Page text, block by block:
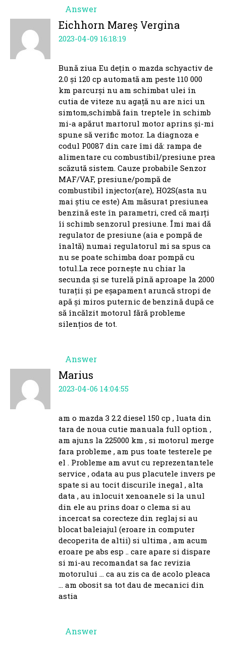
Answer
Eichhorn Mareș Vergina
2023-04-09 16:18:19
Bună ziua Eu dețin o mazda schyactiv de
2.0 și 120 cp automată am peste 110 000
km parcurși nu am schimbat ulei în
cutia de viteze nu agață nu are nici un
simtom,schimbă fain treptele în schimb
mi-a apărut martorul motor aprins și-mi
spune să verific motor. La diagnoza e
codul P0087 din care îmi dă: rampa de
alimentare cu combustibil/presiune prea
scăzută sistem. Cauze probabile Senzor
MAF/VAF, presiune/pompă de
combustibil injector(are), HO2S(asta nu
mai știu ce este) Am măsurat presiunea
benzină este în parametri, cred că marți
îi schimb senzorul presiune. Îmi mai dă
regulator de presiune (aia e pompă de
înaltă) numai regulatorul mi sa spus ca
nu se poate schimba doar pompă cu
totul.La rece pornește nu chiar la
secunda și se turelă pînă aproape la 2000
turații și pe eșapament aruncă stropi de
apă și miros puternic de benzină după ce
să încălzit motorul fără probleme
silențios de tot.
Answer
Marius
2023-04-06 14:04:55
am o mazda 3 2.2 diesel 150 cp , luata din
tara de noua cutie manuala full option ,
am ajuns la 225000 km , si motorul merge
fara probleme , am pus toate testerele pe
el . Probleme am avut cu reprezentantele
service , odata au pus placutele invers pe
spate si au tocit discurile inegal , alta
data , au inlocuit xenoanele si la unul
din ele au prins doar o clema si au
incercat sa corecteze din reglaj si au
blocat baleiajul (eroare in computer
decoperita de altii) si ultima , am acum
eroare pe abs esp .. care apare si dispare
si mi-au recomandat sa fac revizia
motorului … ca au zis ca de acolo pleaca
… am obosit sa tot dau de mecanici din
astia
Answer